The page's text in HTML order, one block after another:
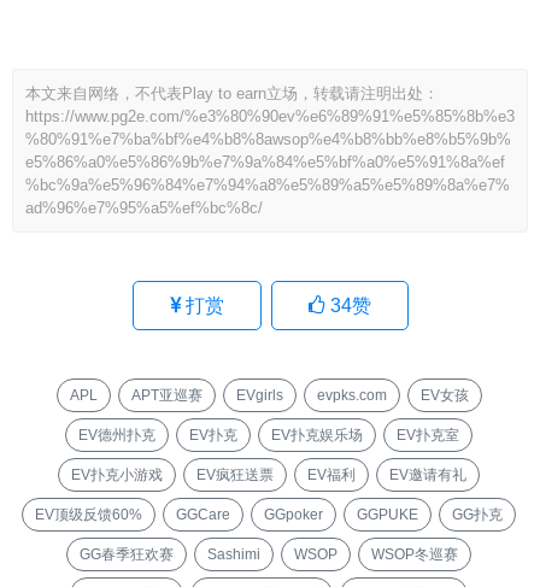
本文来自网络，不代表Play to earn立场，转载请注明出处：
https://www.pg2e.com/%e3%80%90ev%e6%89%91%e5%85%8b%e3
%80%91%e7%ba%bf%e4%b8%8awsop%e4%b8%bb%e8%b5%9b%
e5%86%a0%e5%86%9b%e7%9a%84%e5%bf%a0%e5%91%8a%ef
%bc%9a%e5%96%84%e7%94%a8%e5%89%a5%e5%89%8a%e7%
ad%96%e7%95%a5%ef%bc%8c/
打赏 34赞
APL APT亚巡赛 EVgirls evpks.com EV女孩
EV德州扑克 EV扑克 EV扑克娱乐场 EV扑克室
EV扑克小游戏 EV疯狂送票 EV福利 EV邀请有礼
EV顶级反馈60% GGCare GGpoker GGPUKE GG扑克
GG春季狂欢赛 Sashimi WSOP WSOP冬巡赛